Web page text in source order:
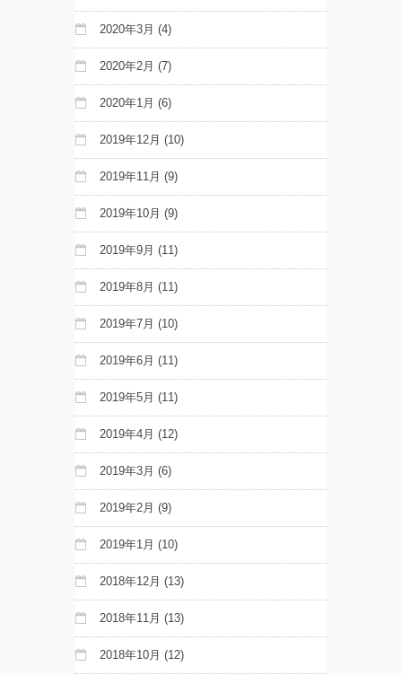
2020年3月 (4)
2020年2月 (7)
2020年1月 (6)
2019年12月 (10)
2019年11月 (9)
2019年10月 (9)
2019年9月 (11)
2019年8月 (11)
2019年7月 (10)
2019年6月 (11)
2019年5月 (11)
2019年4月 (12)
2019年3月 (6)
2019年2月 (9)
2019年1月 (10)
2018年12月 (13)
2018年11月 (13)
2018年10月 (12)